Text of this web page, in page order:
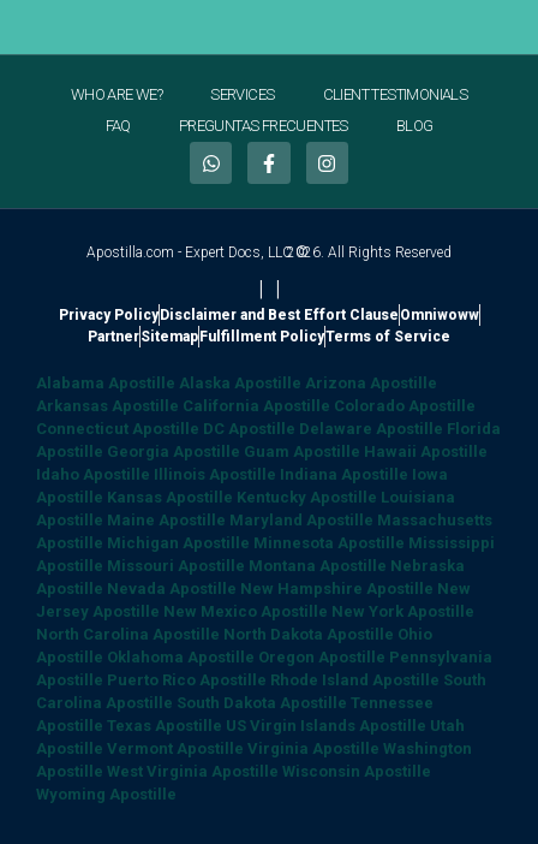
WHO ARE WE? SERVICES
CLIENT TESTIMONIALS
FAQ
PREGUNTAS FRECUENTES BLOG
Apostilla.com - Expert Docs, LLC ©2026. All Rights Reserved
| |
Privacy Policy Disclaimer and Best Effort Clause Omniwoww
PartnerSitemap Fulfillment PolicyTerms of Service
Alabama Apostille Alaska Apostille Arizona Apostille
Arkansas Apostille California Apostille Colorado Apostille
Connecticut Apostille DC Apostille Delaware Apostille Florida
Apostille Georgia Apostille Guam Apostille Hawaii Apostille
Idaho Apostille Illinois Apostille Indiana Apostille Iowa
Apostille Kansas Apostille Kentucky Apostille Louisiana
Apostille Maine Apostille Maryland Apostille Massachusetts
Apostille Michigan Apostille Minnesota Apostille Mississippi
Apostille Missouri Apostille Montana Apostille Nebraska
Apostille Nevada Apostille New Hampshire Apostille New
Jersey Apostille New Mexico Apostille New York Apostille
North Carolina Apostille North Dakota Apostille Ohio
Apostille Oklahoma Apostille Oregon Apostille Pennsylvania
Apostille Puerto Rico Apostille Rhode Island Apostille South
Carolina Apostille South Dakota Apostille Tennessee
Apostille Texas Apostille US Virgin Islands Apostille Utah
Apostille Vermont Apostille Virginia Apostille Washington
Apostille West Virginia Apostille Wisconsin Apostille
Wyoming Apostille